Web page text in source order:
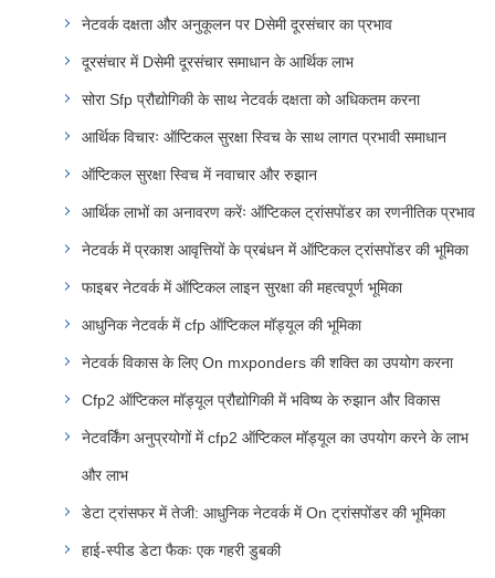
नेटवर्क दक्षता और अनुकूलन पर Dसेमी दूरसंचार का प्रभाव
दूरसंचार में Dसेमी दूरसंचार समाधान के आर्थिक लाभ
सोरा Sfp प्रौद्योगिकी के साथ नेटवर्क दक्षता को अधिकतम करना
आर्थिक विचारः ऑप्टिकल सुरक्षा स्विच के साथ लागत प्रभावी समाधान
ऑप्टिकल सुरक्षा स्विच में नवाचार और रुझान
आर्थिक लाभों का अनावरण करेंः ऑप्टिकल ट्रांसपोंडर का रणनीतिक प्रभाव
नेटवर्क में प्रकाश आवृत्तियों के प्रबंधन में ऑप्टिकल ट्रांसपोंडर की भूमिका
फाइबर नेटवर्क में ऑप्टिकल लाइन सुरक्षा की महत्वपूर्ण भूमिका
आधुनिक नेटवर्क में cfp ऑप्टिकल मॉड्यूल की भूमिका
नेटवर्क विकास के लिए On mxponders की शक्ति का उपयोग करना
Cfp2 ऑप्टिकल मॉड्यूल प्रौद्योगिकी में भविष्य के रुझान और विकास
नेटवर्किंग अनुप्रयोगों में cfp2 ऑप्टिकल मॉड्यूल का उपयोग करने के लाभ
और लाभ
डेटा ट्रांसफर में तेजी: आधुनिक नेटवर्क में On ट्रांसपोंडर की भूमिका
हाई-स्पीड डेटा फैकः एक गहरी डुबकी